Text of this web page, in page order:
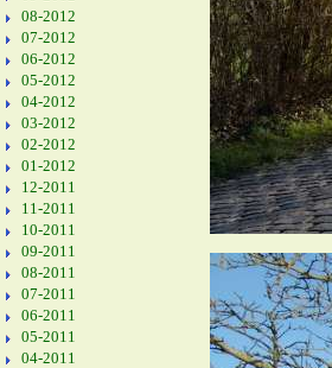
08-2012
07-2012
06-2012
05-2012
04-2012
03-2012
02-2012
01-2012
12-2011
11-2011
10-2011
09-2011
08-2011
07-2011
06-2011
05-2011
04-2011